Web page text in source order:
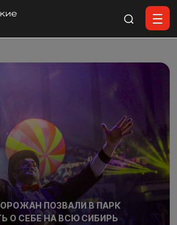
ПОЗВАЛИ В ПАРК
О СЕБЕ НА ВСЮ СИБИРЬ